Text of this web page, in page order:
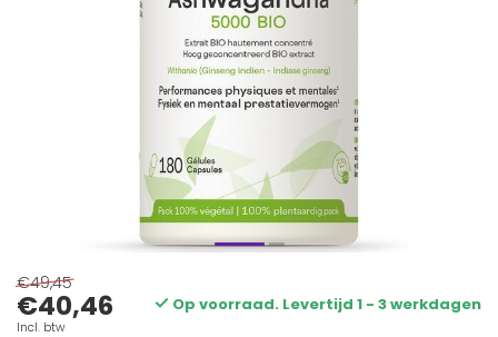
€49,45
€40,46
Incl. btw
Op voorraad. Levertijd 1 - 3 werkdagen